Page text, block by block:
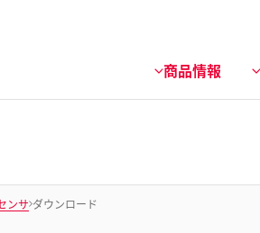
商品情報
ンサ ダウンロード